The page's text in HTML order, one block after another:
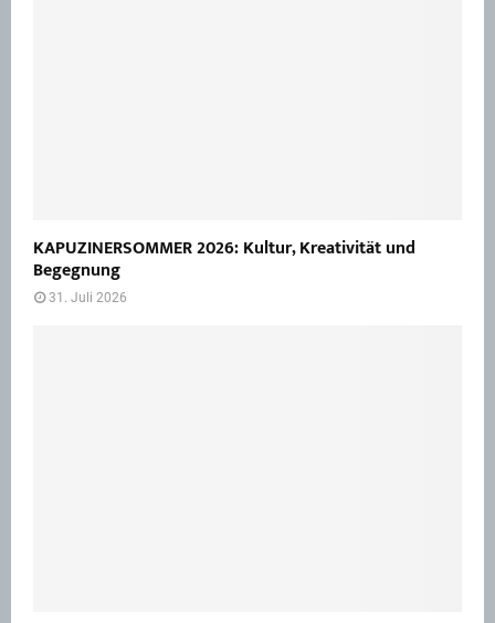
KAPUZINERSOMMER 2026: Kultur, Kreativität und
Begegnung
31. Juli 2026